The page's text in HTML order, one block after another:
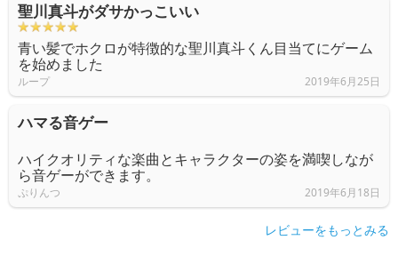
聖川真斗がダサかっこいい
青い髪でホクロが特徴的な聖川真斗くん目当てにゲーム
を始めました
ループ 2019年6月25日
ハマる音ゲー
ハイクオリティな楽曲とキャラクターの姿を満喫しなが
ら音ゲーができます。
ぷりんつ 2019年6月18日
レビューをもっとみる